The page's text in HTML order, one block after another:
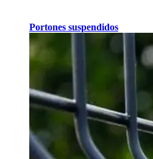
Portones suspendidos